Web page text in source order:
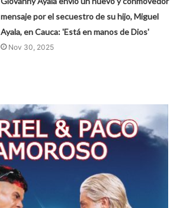
mensaje por el secuestro de su hijo, Miguel
Ayala, en Cauca: 'Está en manos de Dios'
Nov 30, 2025